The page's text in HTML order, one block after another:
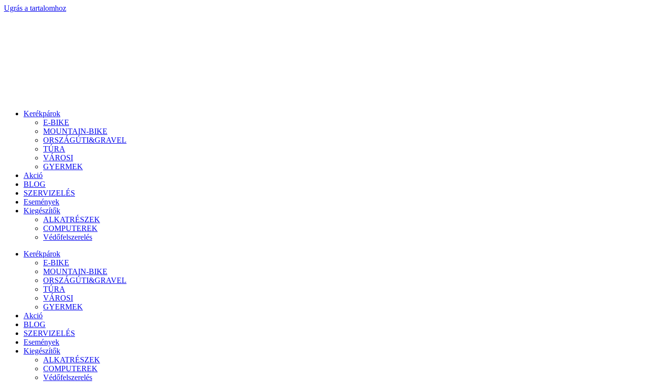
Ugrás a tartalomhoz
Kerékpárok
E-BIKE
MOUNTAIN-BIKE
ORSZÁGÚTI&GRAVEL
TÚRA
VÁROSI
GYERMEK
Akció
BLOG
SZERVIZELÉS
Események
Kiegészítők
ALKATRÉSZEK
COMPUTEREK
Védőfelszerelés
Kerékpárok
E-BIKE
MOUNTAIN-BIKE
ORSZÁGÚTI&GRAVEL
TÚRA
VÁROSI
GYERMEK
Akció
BLOG
SZERVIZELÉS
Események
Kiegészítők
ALKATRÉSZEK
COMPUTEREK
Védőfelszerelés